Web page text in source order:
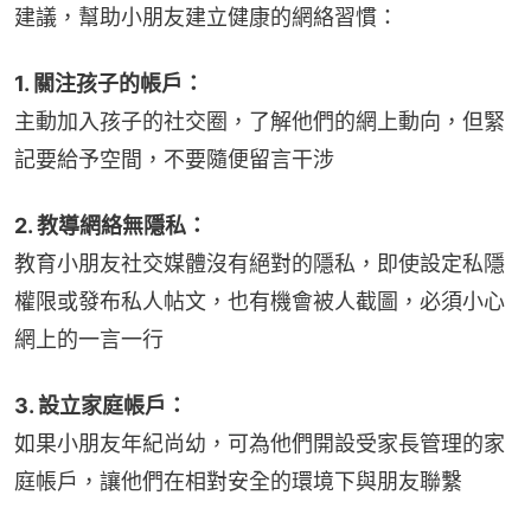
建議，幫助小朋友建立健康的網絡習慣：
1. 關注孩子的帳戶：
主動加入孩子的社交圈，了解他們的網上動向，但緊
記要給予空間，不要隨便留言干涉
2. 教導網絡無隱私：
教育小朋友社交媒體沒有絕對的隱私，即使設定私隱
權限或發布私人帖文，也有機會被人截圖，必須小心
網上的一言一行
3. 設立家庭帳戶：
如果小朋友年紀尚幼，可為他們開設受家長管理的家
庭帳戶，讓他們在相對安全的環境下與朋友聯繫